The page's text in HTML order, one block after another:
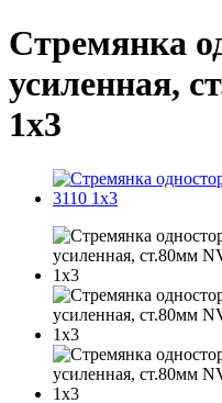
Стремянка
усиленная,
1х3